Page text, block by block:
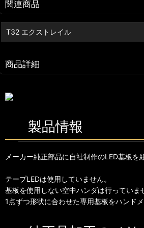
関連商品
T32 エクストレイル
商品詳細
製品情報
メーカー純正部品に自社制作のLED基板
テープLEDは使用していません。
基板を使用しない空中ハンダは行っていま
1点ずつ形状に合わせた専用基板をハンド